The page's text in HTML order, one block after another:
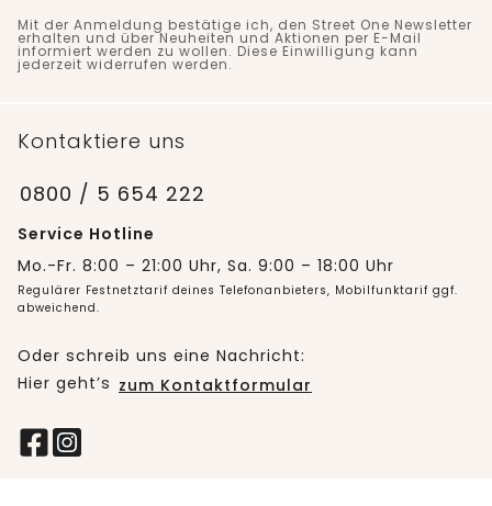
Mit der Anmeldung bestätige ich, den Street One Newsletter
erhalten und über Neuheiten und Aktionen per E-Mail
informiert werden zu wollen. Diese Einwilligung kann
jederzeit widerrufen werden.
Kontaktiere uns
0800 / 5 654 222
Service Hotline
Mo.-Fr. 8:00 – 21:00 Uhr, Sa. 9:00 – 18:00 Uhr
Regulärer Festnetztarif deines Telefonanbieters, Mobilfunktarif ggf.
abweichend.
Oder schreib uns eine Nachricht:
Hier geht’s zum Kontaktformular